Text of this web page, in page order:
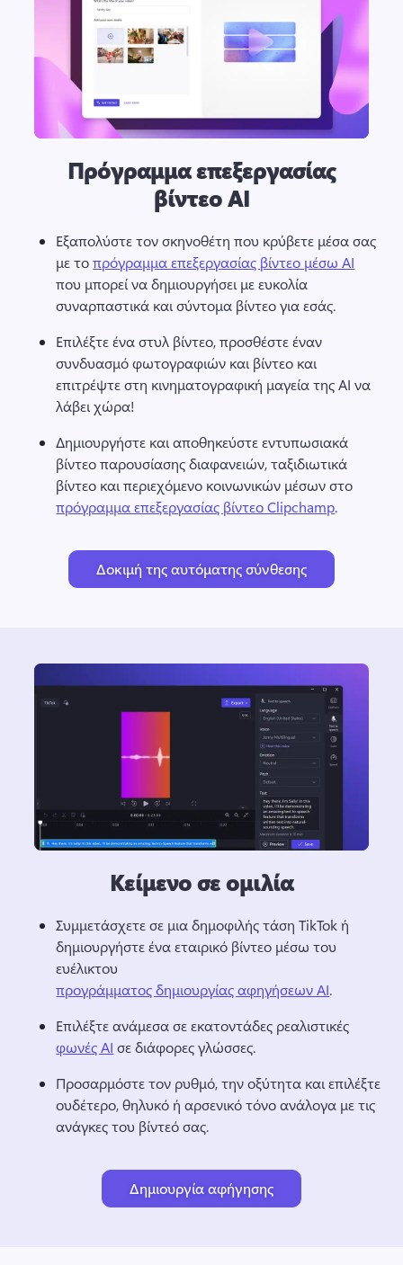
Πρόγραμμα επεξεργασίας
βίντεο AI
Εξαπολύστε τον σκηνοθέτη που κρύβετε μέσα σας
με το πρόγραμμα επεξεργασίας βίντεο μέσω AI
που μπορεί να δημιουργήσει με ευκολία
συναρπαστικά και σύντομα βίντεο για εσάς.
Επιλέξτε ένα στυλ βίντεο, προσθέστε έναν
συνδυασμό φωτογραφιών και βίντεο και
επιτρέψτε στη κινηματογραφική μαγεία της AI να
λάβει χώρα!
Δημιουργήστε και αποθηκεύστε εντυπωσιακά
βίντεο παρουσίασης διαφανειών, ταξιδιωτικά
βίντεο και περιεχόμενο κοινωνικών μέσων στο
πρόγραμμα επεξεργασίας βίντεο Clipchamp.
Δοκιμή της αυτόματης σύνθεσης
Κείμενο σε ομιλία
Συμμετάσχετε σε μια δημοφιλής τάση TikTok ή
δημιουργήστε ένα εταιρικό βίντεο μέσω του
ευέλικτου
προγράμματος δημιουργίας αφηγήσεων AI.
Επιλέξτε ανάμεσα σε εκατοντάδες ρεαλιστικές
φωνές AI σε διάφορες γλώσσες.
Προσαρμόστε τον ρυθμό, την οξύτητα και επιλέξτε
ουδέτερο, θηλυκό ή αρσενικό τόνο ανάλογα με τις
ανάγκες του βίντεό σας.
Δημιουργία αφήγησης